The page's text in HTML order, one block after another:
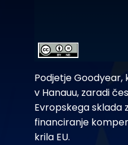
Podjetje Goodyear,
v Hanauu, zaradi
Evropskega sklada
financiranje
krila EU.